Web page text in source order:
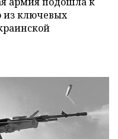
из ключевых